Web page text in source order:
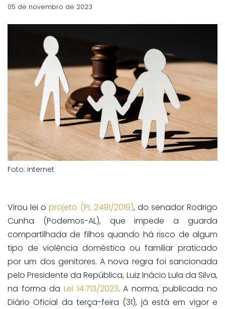
05 de novembro de 2023
Foto: internet
Virou lei oprojeto (PL 2491/2019), do senador Rodrigo
Cunha (Podemos-AL), que impede a guarda
compartilhada de filhos quando há risco de algum
tipo de violência doméstica ou familiar praticado
por um dos genitores. A nova regra foi sancionada
pelo Presidente da República, Luiz Inácio Lula da Silva,
na forma da Lei 14.713/2023. A norma, publicada no
Diário Oficial da terça-feira (31), já está em vigor e